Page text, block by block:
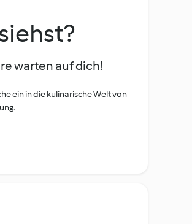
warten auf dich!
ein in die kulinarische Welt von